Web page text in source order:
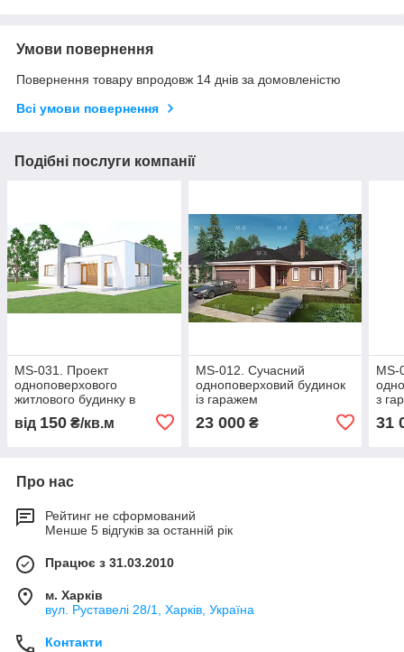
Умови повернення
Повернення товару впродовж 14 днів за домовленістю
Всі умови повернення
Подібні послуги компанії
MS-031. Проект
одноповерхового
житлового будинку в
від 150 ₴/кв.м
MS-012. Сучасний
одноповерховий будинок
із гаражем
23 000₴
MS-
з
31
Про нас
Рейтинг не сформований
Менше 5 відгуків за останній рік
Працює з 31.03.2010
м. Харків
вул. Руставелі 28/1, Харків, Україна
Контакти